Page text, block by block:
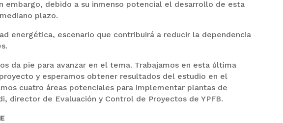
embargo, debido a su inmenso potencial el desarrollo de esta
plazo.
energética, escenario que contribuirá a reducir la dependencia
da pie para avanzar en el tema. Trabajamos en esta última
y esperamos obtener resultados del estudio en el
cuatro áreas potenciales para implementar plantas de
director de Evaluación y Control de Proyectos de YPFB.